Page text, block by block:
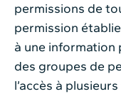
permissions de
permission
à une information
des groupes de
l’accès à